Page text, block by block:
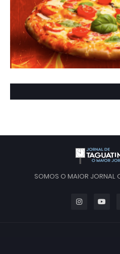
SOMOS O MAIOR JORNAL